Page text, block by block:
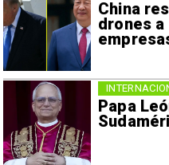
China
drones a
Papa